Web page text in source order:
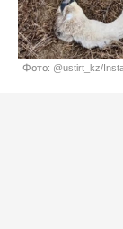
Фото: @ustirt_kz/